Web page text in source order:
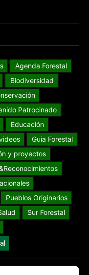
Agenda Forestal
Biodiversidad
Patrocinado
Educación
Guia Forestal
y proyectos
Pueblos Originarios
Sur Forestal